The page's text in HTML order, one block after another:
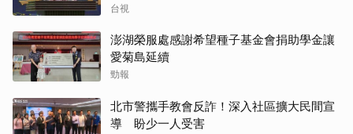
台視
澎湖榮服處感謝希望種子基金會捐助學金讓
愛菊島延續
勁報
北市警攜手教會反詐！深入社區擴大民間宣
導 盼少一人受害